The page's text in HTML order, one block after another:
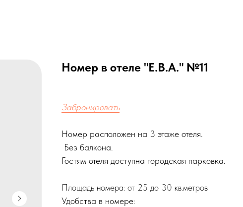
Номер в отеле "Е.В.А." №11
Забронировать
Номер расположен на 3 этаже отеля.
Без балкона.
Гостям отеля доступна городская парковка.
Площадь номера: от 25 до 30 кв.метров
Удобства в номере: